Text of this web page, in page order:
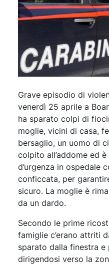
Grave episodio di
venerdì 25 aprile a
ha sparato colpi di
moglie, vicini di casa,
bersaglio, un uomo di
colpito all’addome ed
d’urgenza in ospedale
conficcata, per
sicuro. La moglie è
da un dardo.
Secondo le prime
famiglie c’erano attriti
sparato dalla finestra
dirigendosi verso la